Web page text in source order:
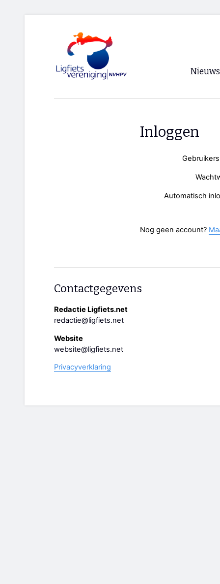
Nieuws
Inloggen
Automatisch
Nog geen account?
Contactgegevens
Redactie Ligfiets.net
redactie@ligfiets.net
Website
website@ligfiets.net
Privacyverklaring